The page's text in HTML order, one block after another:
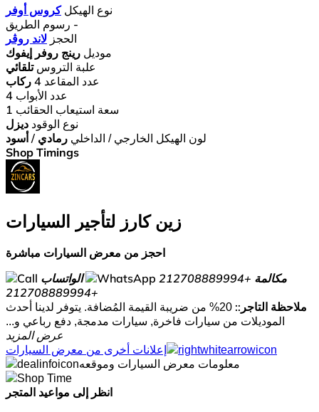
نوع الهيكل كروس أوفر
-
الحجز لاند روڤر
موديل رينج روفر إيفوك
علبة التروس تلقائي
عدد المقاعد 4 ركاب
عدد الأبواب 4
سعة استيعاب الحقائب 1
نوع الوقود ديزل
لون الهيكل الخارجي / الداخلي رمادي / أسود
Shop Timings
زين كارز لتأجير السيارات
احجز من معرض السيارات مباشرة
مكالمة +212708889994
الواتساب
+212708889994
ملاحظة التاجر::
20% من ضريبة القيمة المُضافة. يتوفر لدينا أحدث
الموديلات من سيارات فاخرة, سيارات مدمجة, دفع رباعي و...
عرض المزيد
إعلانات أخرى من معرض السيارات
معلومات معرض السيارات وموقعه
انظر إلى مواعيد المتجر